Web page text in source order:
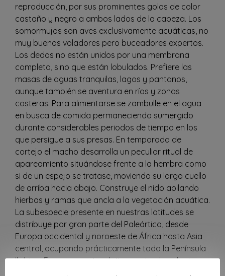
reproducción, por sus prominentes golas de color
castaño y negro a ambos lados de la cabeza. Los
somormujos son aves exclusivamente acuáticas, no
muy buenos voladores pero buceadores expertos.
Los dedos no están unidos por una membrana
completa, sino que están lobulados. Prefiere las
masas de aguas tranquilas, lagos y pantanos,
aunque también se aventura en ríos y zonas
costeras. Para alimentarse se zambulle en el agua
en busca de comida permaneciendo sumergido
durante considerables periodos de tiempo en los
que persigue a sus presas. En temporada de
cortejo el macho desarrolla un peculiar ritual de
apareamiento situándose frente a la hembra como
si de un espejo se tratase, moviendo su largo cuello
de arriba hacia abajo. Construye el nido apilando
hierbas y ramas que ancla a la vegetación acuática.
La subespecie presente en nuestras latitudes se
distribuye por gran parte del Paleártico, desde
Europa occidental y noroeste de África hasta Asia
central, ocupando prácticamente toda la Península
Ibérica. Es una especie relativamente abundante,